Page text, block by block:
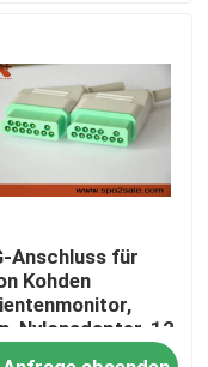
Anschluss für
Kohden
Nylonadapter, 12